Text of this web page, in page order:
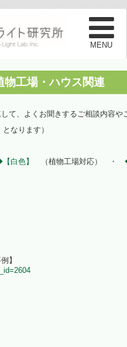
物工場・ハウス関連
て、よくお聞きするご相談内容
となります）
白色】 （植物工場対応） ・
】